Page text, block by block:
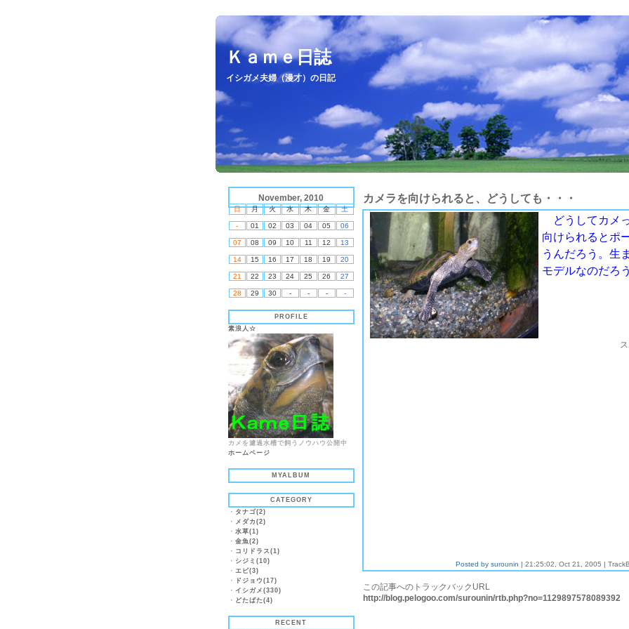
Ｋａｍｅ日誌
イシガメ夫婦（漫才）の日記
November, 2010
日 月 火 水 木 金 土
- 01 02 03 04 05 06
07 08 09 10 11 12 13
14 15 16 17 18 19 20
21 22 23 24 25 26 27
28 29 30 - - - -
PROFILE
素浪人☆
カメを濾過水槽で飼うノウハウ公開中
ホームページ
MYALBUM
CATEGORY
・ タナゴ(2)
・ メダカ(2)
・ 水草(1)
・ 金魚(2)
・ コリドラス(1)
・ シジミ(10)
・ エビ(3)
・
ドジョウ(17)
・ イシガメ(330)
・ どたばた(4)
RECENT
カメラを向けられると、どうしても・・・
どうしてカメ
向けられるとポ
うんだろう。生
モデルなのだろ
Posted by surounin | 21:25:02, Oct 21, 2005 |
この記事へのトラックバックURL
http://blog.pelogoo.com/surounin/rtb.php?no=1129897578089392